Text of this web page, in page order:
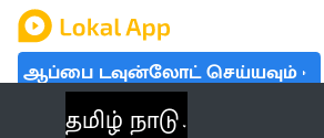
ஆப்பை டவுன்லோட் செய்யவும்
தமிழ் நாடு